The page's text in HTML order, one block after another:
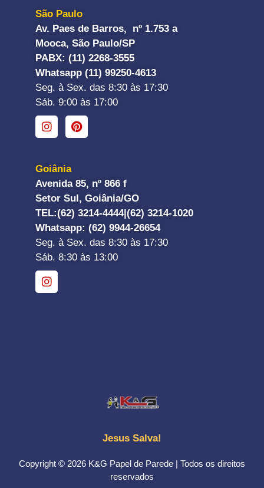
São Paulo
Av. Paes de Barros, nº 1.753 a
Mooca, São Paulo/SP
PABX: (11) 2268-3555
Whatsapp (11) 99250-4613
Seg. à Sex. das 8:30 às 17:30
Sáb. 9:00 às 17:00
Goiânia
Avenida 85, nº 866 f
Setor Sul, Goiânia/GO
TEL:(62) 3214-4444|(62) 3214-1020
Whatsapp: (62) 9944-26654
Seg. à Sex. das 8:30 às 17:30
Sáb. 8:30 às 13:00
Jesus Salva!
Copyright © 2026 K&G Papel de Parede | Todos os direitos
reservados